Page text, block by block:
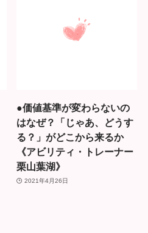
●価値基準が変わらないの
はなぜ？「じゃあ、どうす
る？」がどこから来るか
《アビリティ・トレーナー
栗山葉湖》
2021年4月26日